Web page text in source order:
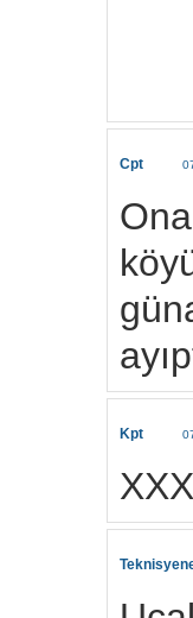
Cpt
Kpt